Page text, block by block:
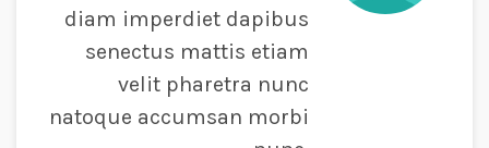
diam imperdiet dapibus
senectus mattis etiam
velit pharetra nunc
natoque accumsan morbi